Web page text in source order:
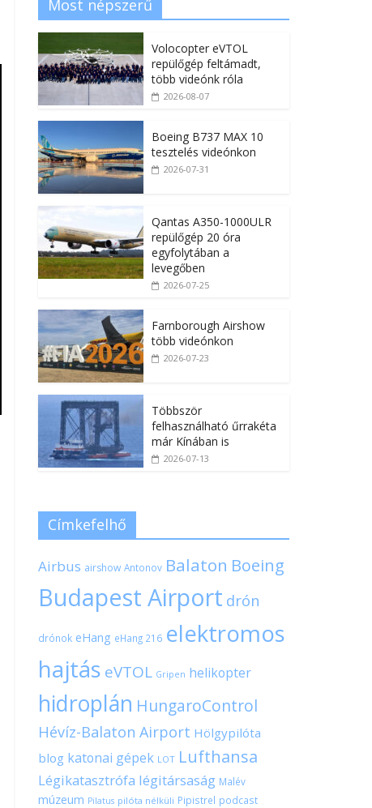
Most népszerű
Volocopter eVTOL
repülőgép feltámadt,
több videónk róla
2026-08-07
Boeing B737 MAX 10
tesztelés videónkon
2026-07-31
Qantas A350-1000ULR
repülőgép 20 óra
egyfolytában a
levegőben
2026-07-25
Farnborough Airshow
több videónkon
2026-07-23
Többször
felhasználható űrrakéta
már Kínában is
2026-07-13
Címkefelhő
Airbus airshow Antonov Balaton Boeing
Budapest Airport drón
drónok eHang eHang 216 elektromos
hajtás eVTOL Gripen helikopter
hidroplán HungaroControl
Hévíz-Balaton Airport Hölgypilóta
blog katonai gépek LOT Lufthansa
Légikatasztrófa légitársaság Malév
múzeum Pilatus pilóta nélküli Pipistrel podcast